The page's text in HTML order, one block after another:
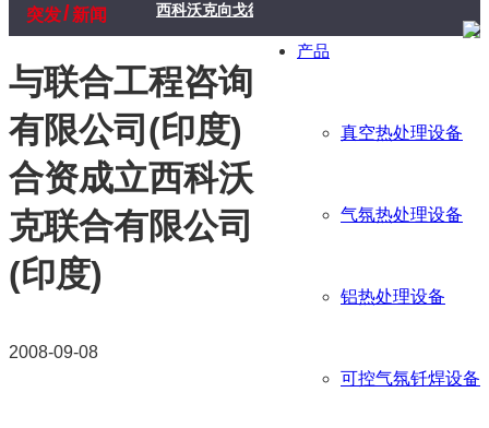
产品
真空热处理设备
气氛热处理设备
铝热处理设备
可控气氛钎焊设备
突发/新闻 西科沃克向戈德瑞吉企业集团航空航天业务交付真
与联合工程咨询
有限公司(印度)
合资成立西科沃
克联合有限公司
(印度)
2008-09-08